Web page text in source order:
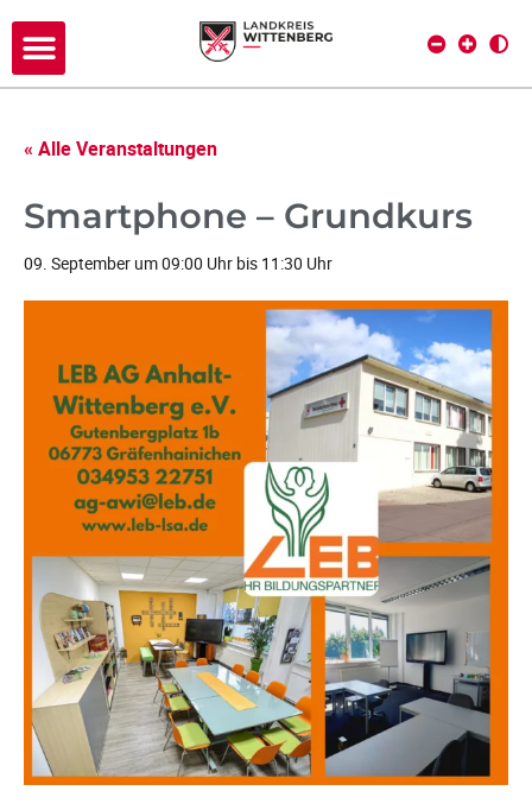
« Alle Veranstaltungen
Smartphone – Grundkurs
09. September um 09:00 Uhr bis 11:30 Uhr